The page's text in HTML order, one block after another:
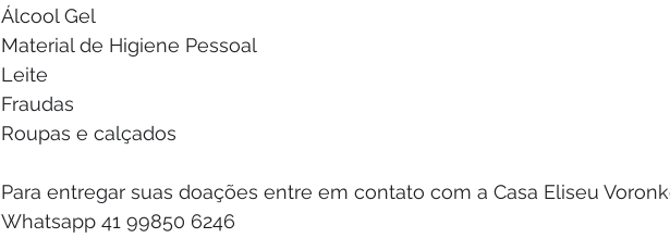
Álcool Gel
Material de Higiene Pessoal
Leite
Fraudas
Roupas e calçados
Para entregar suas doações entre em contato com a Casa Eliseu
Whatsapp 41 99850 6246